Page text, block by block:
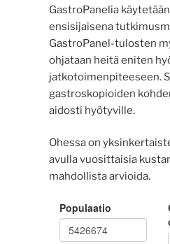
GastroPanelia
ensisijaisena
GastroPanel-tulosten
ohjataan heitä eniten
jatkotoimenpiteeseen.
gastroskopioiden
aidosti hyötyville.
Ohessa on
avulla vuosittaisia
mahdollista arvioida.